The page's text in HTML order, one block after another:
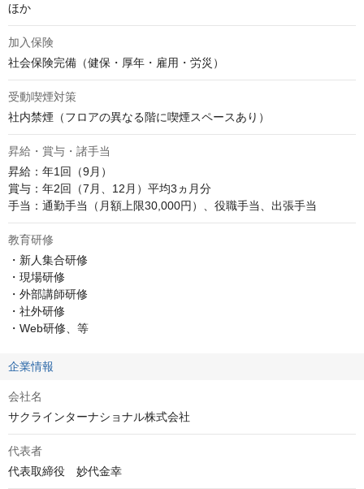
ほか
加入保険
社会保険完備（健保・厚年・雇用・労災）
受動喫煙対策
社内禁煙（フロアの異なる階に喫煙スペースあり）
昇給・賞与・諸手当
昇給：年1回（9月）
賞与：年2回（7月、12月）平均3ヵ月分
手当：通勤手当（月額上限30,000円）、役職手当、出張手当
教育研修
・新人集合研修
・現場研修
・外部講師研修
・社外研修
・Web研修、等
企業情報
会社名
サクラインターナショナル株式会社
代表者
代表取締役　妙代金幸